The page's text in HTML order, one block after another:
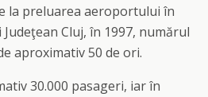
la preluarea aeroportului în
Cluj, în 1997, numărul
aproximativ 50 de ori.
30.000 pasageri, iar în